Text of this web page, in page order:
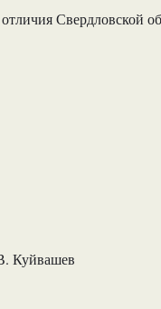
Свердловской
Куйвашев